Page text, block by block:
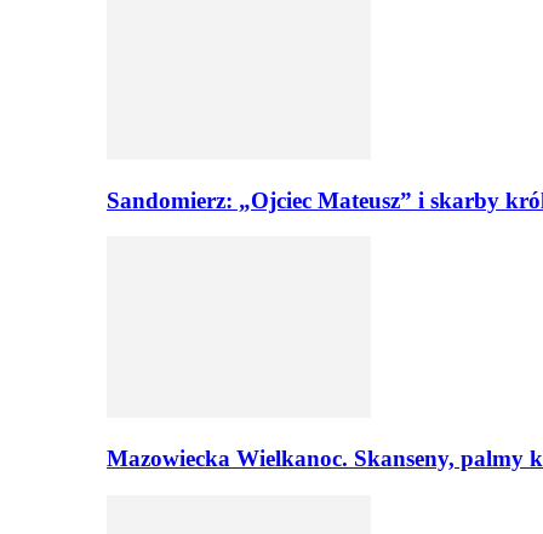
Sandomierz: „Ojciec Mateusz” i skarby
Mazowiecka Wielkanoc. Skanseny, palmy